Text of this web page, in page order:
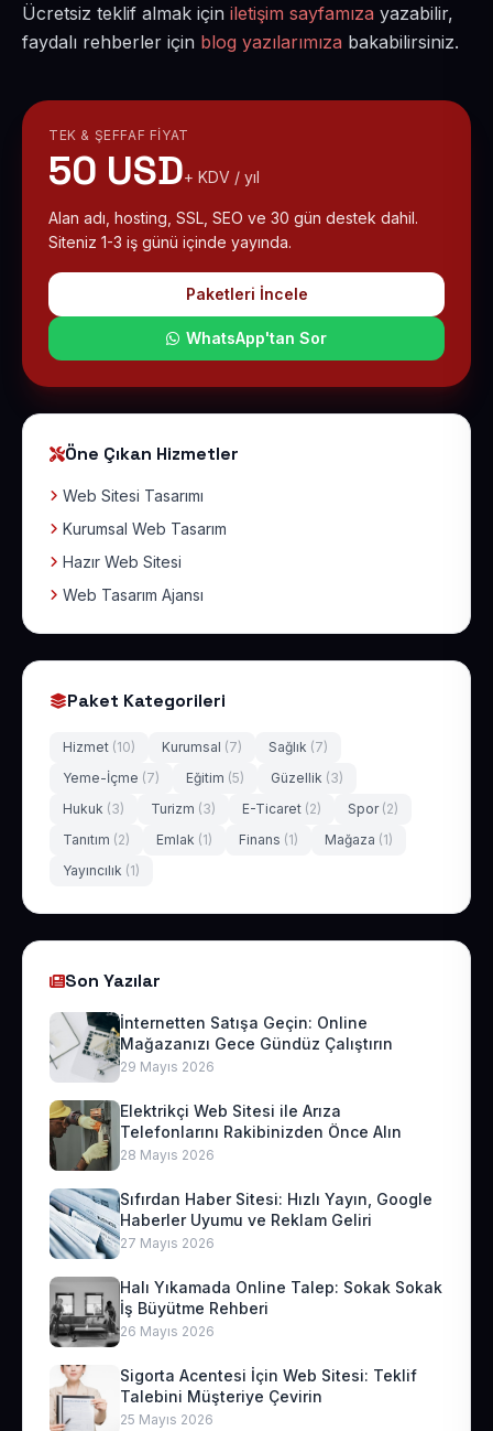
Ücretsiz teklif almak için iletişim sayfamıza yazabilir,
faydalı rehberler için blog yazılarımıza bakabilirsiniz.
TEK & ŞEFFAF FIYAT
50 USD+ KDV / yıl
Alan adı, hosting, SSL, SEO ve 30 gün destek dahil.
Siteniz 1-3 iş günü içinde yayında.
Paketleri İncele
WhatsApp'tan Sor
Öne Çıkan Hizmetler
Web Sitesi Tasarımı
Kurumsal Web Tasarım
Hazır Web Sitesi
Web Tasarım Ajansı
Paket Kategorileri
Hizmet (10) Kurumsal (7) Sağlık (7)
Yeme-İçme (7) Eğitim (5) Güzellik (3)
Hukuk (3) Turizm (3) E-Ticaret (2) Spor (2)
Tanıtım (2) Emlak (1) Finans (1) Mağaza (1)
Yayıncılık (1)
Son Yazılar
İnternetten Satışa Geçin: Online
Mağazanızı Gece Gündüz Çalıştırın
29 Mayıs 2026
Elektrikçi Web Sitesi ile Arıza
Telefonlarını Rakibinizden Önce Alın
28 Mayıs 2026
Sıfırdan Haber Sitesi: Hızlı Yayın, Google
Haberler Uyumu ve Reklam Geliri
27 Mayıs 2026
Halı Yıkamada Online Talep: Sokak Sokak
İş Büyütme Rehberi
26 Mayıs 2026
Sigorta Acentesi İçin Web Sitesi: Teklif
Talebini Müşteriye Çevirin
25 Mayıs 2026